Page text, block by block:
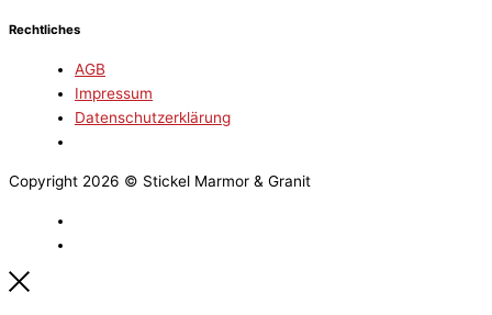
Rechtliches
AGB
Impressum
Datenschutzerklärung
Copyright 2026 © Stickel Marmor & Granit